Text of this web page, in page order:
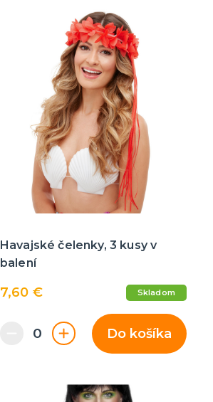
Havajské čelenky, 3 kusy v
balení
7,60 € Skladom
Do košíka